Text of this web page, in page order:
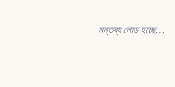
মন্তব্য লোড হচ্ছে…